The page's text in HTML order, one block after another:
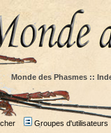
Monde des Phasmes ::
Groupes d'utilisateurs